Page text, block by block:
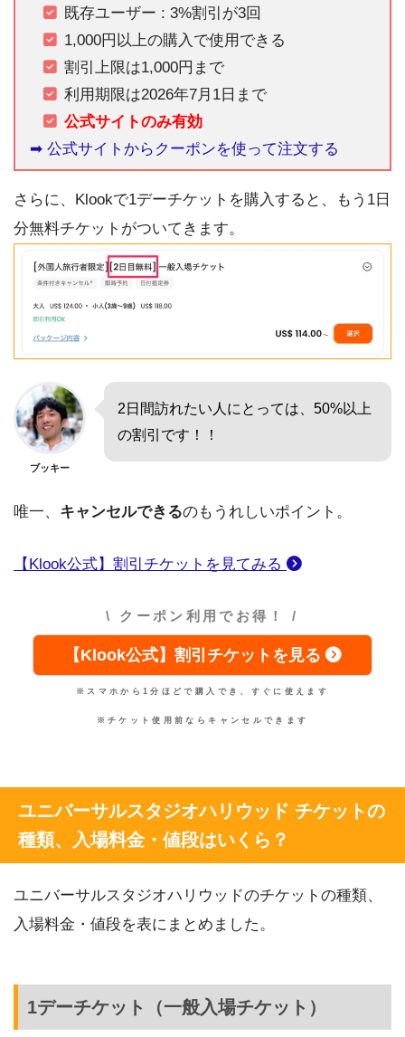
既存ユーザー : 3%割引が3回
1,000円以上の購入で使用できる
割引上限は1,000円まで
利用期限は2026年7月1日まで
公式サイトのみ有効
➡︎ 公式サイトからクーポンを使って注文する
さらに、Klookで1デーチケットを購入すると、もう1日
分無料チケットがついてきます。
ブッキー
2日間訪れたい人にとっては、50%以上
の割引です！！
唯一、 キャンセルできるのもうれしいポイント。
【Klook公式】割引チケットを見てみる
\ クーポン利用でお得！ /
【Klook公式】割引チケットを見る
※スマホから1分ほどで購入でき、すぐに使えます
※チケット使用前ならキャンセルできます
ユニバーサルスタジオハリウッド チケットの
種類、入場料金・値段はいくら？
ユニバーサルスタジオハリウッドのチケットの種類、
入場料金・値段を表にまとめました。
1デーチケット（一般入場チケット）